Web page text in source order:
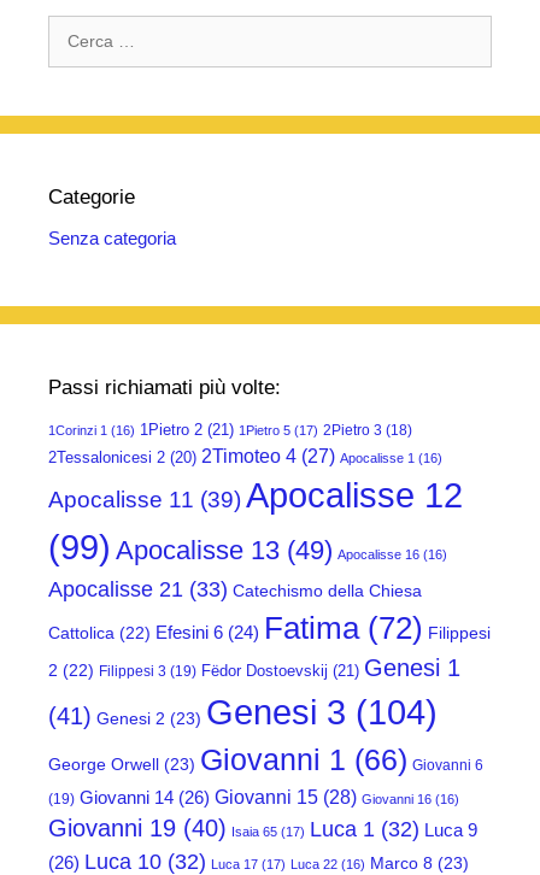
per:
Categorie
Senza categoria
Passi richiamati più volte:
1Corinzi 1 (16) 1Pietro 2 (21) 1Pietro 5 (17) 2Pietro 3 (18)
2Tessalonicesi 2 (20) 2Timoteo 4 (27) Apocalisse 1 (16)
Apocalisse 11 (39)Apocalisse 12
(99) Apocalisse 13 (49) Apocalisse 16 (16)
Apocalisse 21 (33) Catechismo della Chiesa
Cattolica (22) Efesini 6 (24) Fatima(72) Filippesi
2 (22) Filippesi 3 (19) Fëdor Dostoevskij (21) Genesi 1
(41) Genesi 2 (23) Genesi 3 (104)
George Orwell (23) Giovanni 1 (66) Giovanni 6
(19) Giovanni 14 (26) Giovanni 15 (28) Giovanni 16 (16)
Giovanni 19 (40) Isaia 65 (17) Luca 1 (32) Luca 9
(26) Luca 10 (32) Luca 17 (17) Luca 22 (16) Marco 8 (23)